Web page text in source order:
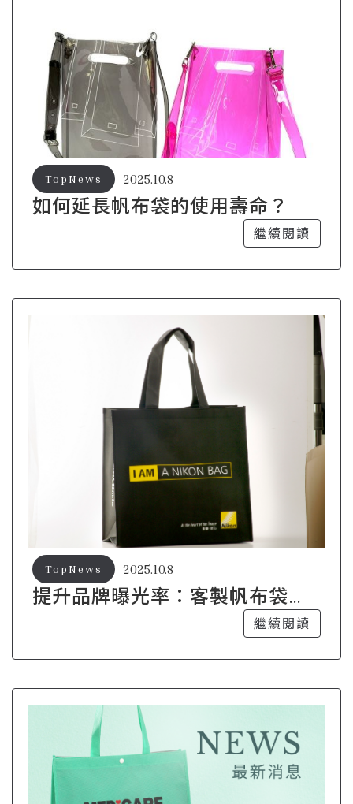
如何延長帆布袋的使用壽命？
2025.10.8
TopNews
繼續閱讀
提升品牌曝光率：客製帆布袋的
2025.10.8
TopNews
繼續閱讀